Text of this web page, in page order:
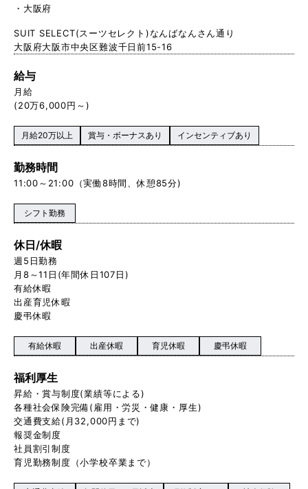
大阪府
SUIT SELECT(スーツセレクト)なんばなんさん通り
大阪府大阪市中央区難波千日前15-16
給与
月給
(20万6,000円～)
月給20万以上 賞与・ボーナスあり インセンティブあり
勤務時間
11:00～21:00（実働8時間、休憩85分)
シフト勤務
休日/休暇
週5日勤務
月8～11日(年間休日107日)
有給休暇
出産育児休暇
慶弔休暇
有給休暇 出産休暇 育児休暇 慶弔休暇
福利厚生
昇給・賞与制度(業績等による)
各種社会保険完備(雇用・労災・健康・厚生)
交通費支給(月32,000円まで)
報奨金制度
社員割引制度
育児勤務制度（小学校卒業まで）